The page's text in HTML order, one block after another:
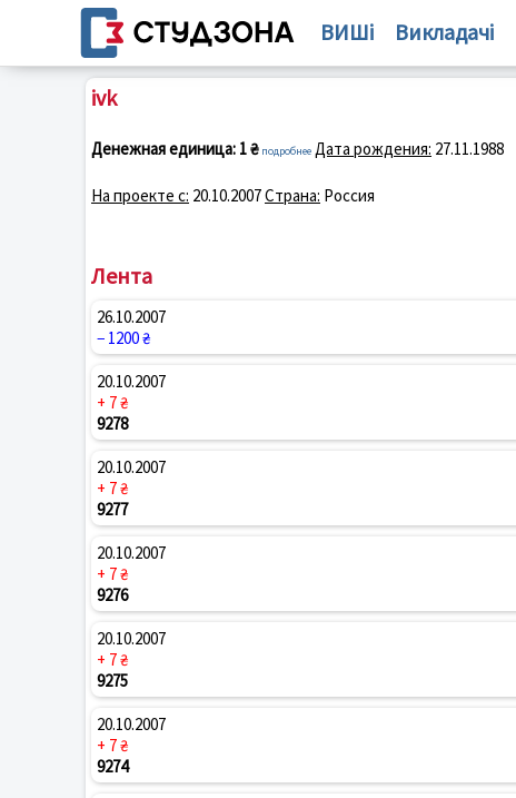
ВИШі Викладачі
ivk
Денежная единица: 1 ₴ подробнее Дата рождения: 27.11.1988
На проекте с: 20.10.2007Страна: Россия
Лента
26.10.2007
− 1200 ₴
20.10.2007
+ 7 ₴
9278
20.10.2007
+ 7 ₴
9277
20.10.2007
+ 7 ₴
9276
20.10.2007
+ 7 ₴
9275
20.10.2007
+ 7 ₴
9274